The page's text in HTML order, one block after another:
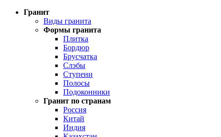
Гранит
Виды гранита
Формы гранита
Плитка
Бордюр
Брусчатка
Слэбы
Ступени
Полосы
Подоконники
Гранит по странам
Россия
Китай
Индия